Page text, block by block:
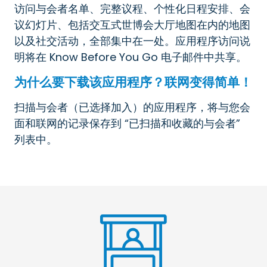
访问与会者名单、完整议程、个性化日程安排、会
议幻灯片、包括交互式世博会大厅地图在内的地图
以及社交活动，全部集中在一处。应用程序访问说
明将在 Know Before You Go 电子邮件中共享。
为什么要下载该应用程序？联网变得简单！
扫描与会者（已选择加入）的应用程序，将与您会
面和联网的记录保存到 “已扫描和收藏的与会者”
列表中。